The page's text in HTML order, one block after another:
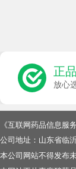
正
放心
《互联网药品信息服
公司地址：山东省临
本公司网站不得发布